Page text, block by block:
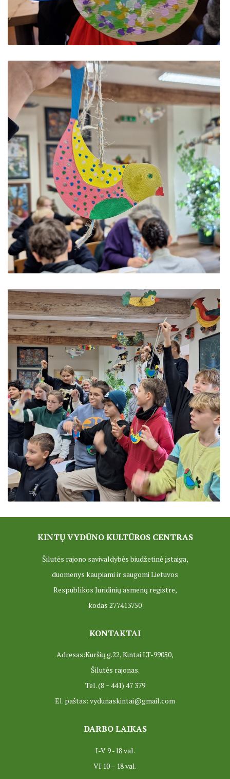
KINTŲ VYDŪNO KULTŪROS CENTRAS
Šilutės rajono savivaldybės biudžetinė įstaiga,
duomenys kaupiami ir saugomi Lietuvos
Respublikos Juridinių asmenų registre,
kodas 277413750
KONTAKTAI
Adresas:Kuršių g.22, Kintai LT-99050,
Šilutės rajonas.
Tel. (8 ~ 441) 47 379
El. paštas: vydunaskintai@gmail.com
DARBO LAIKAS
I-V 9 -18 val.
VI 10 – 18 val.